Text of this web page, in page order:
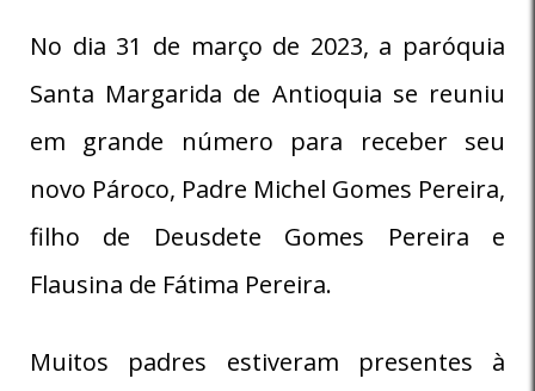
No dia 31 de março de 2023, a paróquia
Santa Margarida de Antioquia se reuniu
em grande número para receber seu
novo Pároco, Padre Michel Gomes Pereira,
filho de Deusdete Gomes Pereira e
Flausina de Fátima Pereira.
Muitos padres estiveram presentes à